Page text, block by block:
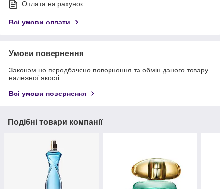
Оплата на рахунок
Всі умови оплати
Умови повернення
Законом не передбачено повернення та обмін даного товару
належної якості
Всі умови повернення
Подібні товари компанії